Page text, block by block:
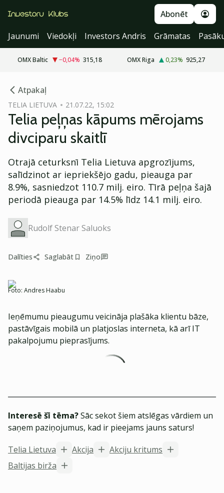
Abonēt
Jaunumi
Viedokļi Investors Andris Grāmatas
OMX Baltic −0,04% 315,18 OMX Riga 0,23% 925,27
Atpakaļ
TELIA LIETUVA 21.07.22, 15:02
Telia peļņas kāpums mērojams
divciparu skaitlī
Otrajā ceturksnī Telia Lietuva apgrozījums,
salīdzinot ar iepriekšējo gadu, pieauga par
8.9%, sasniedzot 110.7 milj. eiro. Tīrā peļņa šajā
periodā pieauga par 14.5% līdz 14.1 milj. eiro.
Rudolf Stenar Saluoks
Dalīties Saglabāt Ziņo
Foto: Andres Haabu
Ieņēmumu pieaugumu veicināja plašāka klientu bāze,
pastāvīgais mobilā un platjoslas interneta, kā arī IT
pakalpojumu pieprasījums.
Interesē šī tēma?Sāc sekot šiem atslēgas vārdiem un
saņem paziņojumus, kad ir pieejams jauns saturs!
Telia Lietuva
Akcija
Akciju kritums
Baltijas birža